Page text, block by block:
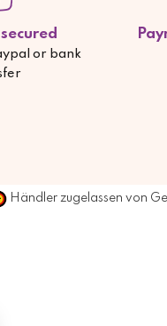
or bank
Händler zugelassen von